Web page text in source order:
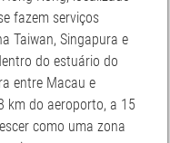
fazem serviços
Taiwan, Singapura e
do estuário do
entre Macau e
km do aeroporto, a 15
como uma zona